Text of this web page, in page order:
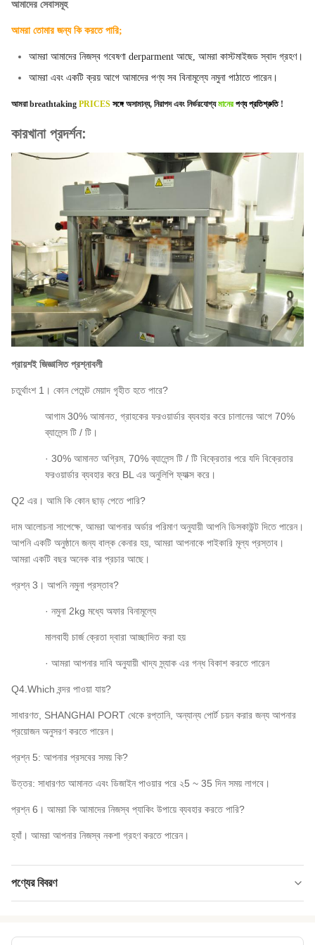
আমাদের সেবাসমূহ
আমরা তোমার জন্য কি করতে পারি;
আমরা আমাদের নিজস্ব গবেষণা derparment আছে, আমরা কাস্টমাইজড স্বাদ গ্রহণ।
আমরা এবং একটি ক্রয় আগে আমাদের পণ্য সব বিনামূল্যে নমুনা পাঠাতে পারেন।
আমরা breathtaking PRICES সঙ্গে অসামান্য, নিরাপদ এবং নির্ভরযোগ্য মানেরপণ্য প্রতিশ্রুতি !
কারখানা প্রদর্শন:
প্রায়শই জিজ্ঞাসিত প্রশ্নাবলী
চতুর্থাংশ 1। কোন পেমেন্ট মেয়াদ গৃহীত হতে পারে?
আগাম 30% আমানত, গ্রাহকের ফরওয়ার্ডার ব্যবহার করে চালানের আগে 70%
ব্যালেন্স টি / টি।
· 30% আমানত অগ্রিম, 70% ব্যালেন্স টি / টি বিক্রেতার পরে যদি বিক্রেতার
ফরওয়ার্ডার ব্যবহার করে BL এর অনুলিপি ফ্যাক্স করে।
Q2 এর। আমি কি কোন ছাড় পেতে পারি?
দাম আলোচনা সাপেক্ষে, আমরা আপনার অর্ডার পরিমাণ অনুযায়ী আপনি ডিসকাউন্ট দিতে পারেন।
আপনি একটি অনুষ্ঠানে জন্য বাল্ক কেনার হয়, আমরা আপনাকে পাইকারি মূল্য প্রস্তাব।
আমরা একটি বছর অনেক বার প্রচার আছে।
প্রশ্ন 3। আপনি নমুনা প্রস্তাব?
· নমুনা 2kg মধ্যে অফার বিনামূল্যে
মালবাহী চার্জ ক্রেতা দ্বারা আচ্ছাদিত করা হয়
· আমরা আপনার দাবি অনুযায়ী খাদ্য স্ন্যাক এর গন্ধ বিকাশ করতে পারেন
Q4.Which বন্দর পাওয়া যায়?
সাধারণত, SHANGHAI PORT থেকে রপ্তানি, অন্যান্য পোর্ট চয়ন করার জন্য আপনার
প্রয়োজন অনুসরণ করতে পারেন।
প্রশ্ন 5: আপনার প্রসবের সময় কি?
উত্তর: সাধারণত আমানত এবং ডিজাইন পাওয়ার পরে ২5 ~ 35 দিন সময় লাগবে।
প্রশ্ন 6। আমরা কি আমাদের নিজস্ব প্যাকিং উপায়ে ব্যবহার করতে পারি?
হ্যাঁ। আমরা আপনার নিজস্ব নকশা গ্রহণ করতে পারেন।
পণ্যের বিবরণ
Delivery Way: সমুদ্র বা বায়ু দ্বারা